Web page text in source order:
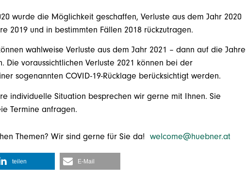
wurde die Möglichkeit geschaffen, Verluste aus dem Jahr 2020
2019 und in bestimmten Fällen 2018 rückzutragen.
wahlweise Verluste aus dem Jahr 2021 – dann auf die Jahre
Die voraussichtlichen Verluste 2021 können bei der
sogenannten COVID-19-Rücklage berücksichtigt werden.
individuelle Situation besprechen wir gerne mit Ihnen. Sie
Termine anfragen.
Themen? Wir sind gerne für Sie da! welcome@huebner.at
teilen E-Mail